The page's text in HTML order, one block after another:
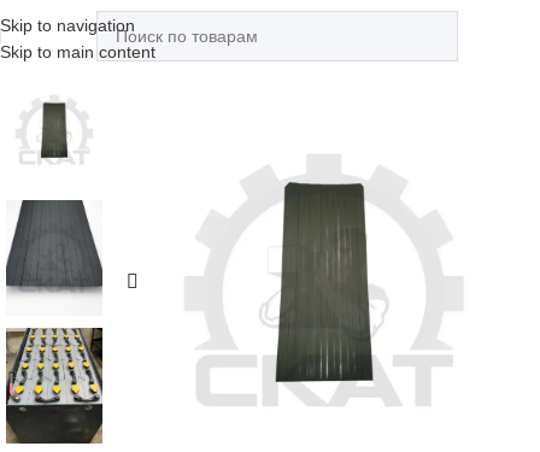
Skip to navigation
Skip to main content